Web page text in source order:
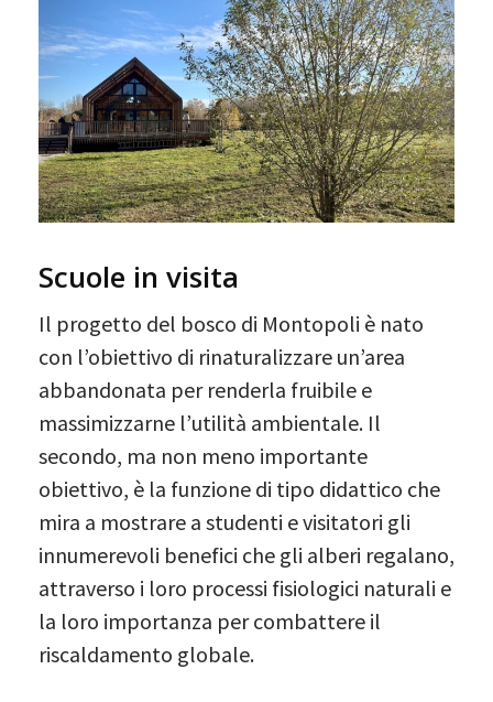
Scuole in visita
Il progetto del bosco di Montopoli è nato
con l’obiettivo di rinaturalizzare un’area
abbandonata per renderla fruibile e
massimizzarne l’utilità ambientale. Il
secondo, ma non meno importante
obiettivo, è la funzione di tipo didattico che
mira a mostrare a studenti e visitatori gli
innumerevoli benefici che gli alberi regalano,
attraverso i loro processi fisiologici naturali e
la loro importanza per combattere il
riscaldamento globale.